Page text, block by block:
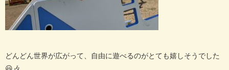
どんどん世界が広がって、自由に遊べるのがとても嬉しそうでした